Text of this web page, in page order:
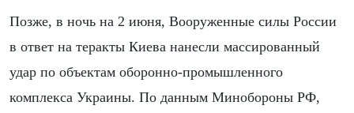
Позже, в ночь на 2 июня, Вооруженные силы России
в ответ на теракты Киева нанесли массированный
удар по объектам оборонно-промышленного
комплекса Украины. По данным Минобороны РФ,